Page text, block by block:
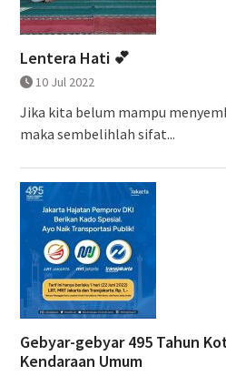
Lentera Hati 💕
10 Jul 2022
Jika kita belum mampu
maka sembelihlah sifat...
Gebyar-gebyar 495 Tahun
Kendaraan Umum